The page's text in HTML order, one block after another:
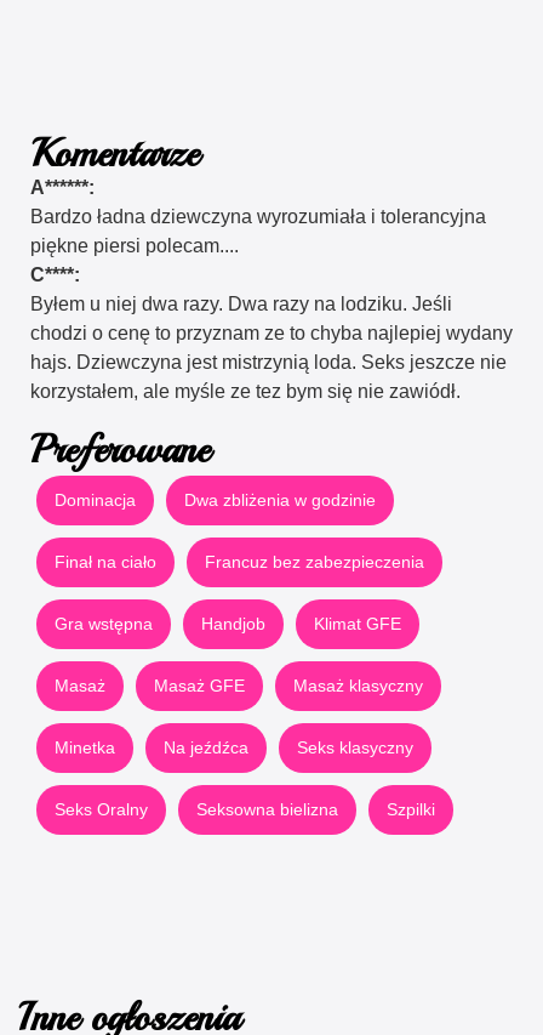
Komentarze
A******:
Bardzo ładna dziewczyna wyrozumiała i tolerancyjna
piękne piersi polecam....
C****:
Byłem u niej dwa razy. Dwa razy na lodziku. Jeśli
chodzi o cenę to przyznam ze to chyba najlepiej wydany
hajs. Dziewczyna jest mistrzynią loda. Seks jeszcze nie
korzystałem, ale myśle ze tez bym się nie zawiódł.
Preferowane
Dominacja Dwa zbliżenia w godzinie
Finał na ciało Francuz bez zabezpieczenia
Gra wstępna Handjob Klimat GFE
Masaż Masaż GFE Masaż klasyczny
Minetka Na jeźdźca Seks klasyczny
Seks Oralny Seksowna bielizna Szpilki
Inne ogłoszenia